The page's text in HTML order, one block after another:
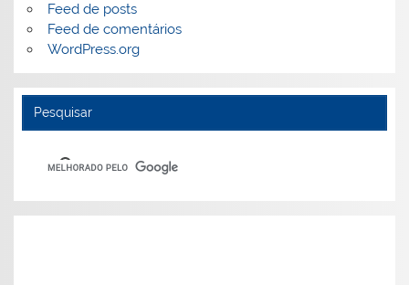
Feed de posts
Feed de comentários
WordPress.org
Pesquisar